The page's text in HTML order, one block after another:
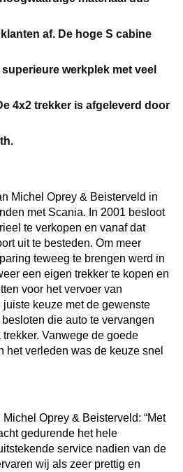
af. De hoge S cabine
werkplek met veel
4x2 trekker is afgeleverd door
Michel Oprey & Beisterveld in
met Scania. In 2001 besloot
te verkopen en vanaf dat
uit te besteden. Om meer
teweeg te brengen werd in
een eigen trekker te kopen en
voor het vervoer van
keuze met de gewenste
die auto te vervangen
Vanwege de goede
het verleden was de keuze snel
Oprey & Beisterveld: “Met
gedurende het hele
service nadien van de
wij als zeer prettig en